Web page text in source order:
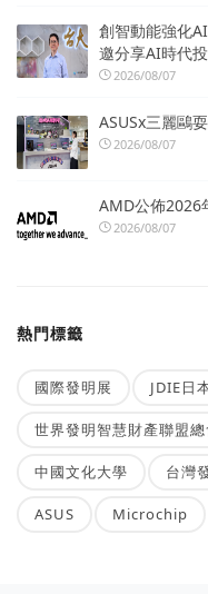
創智動能強化
邀分享AI時代
2026/08/07
ASUSx三麗鷗
2026/08/07
AMD公佈2026
2026/08/07
熱門標籤
國際發明展 JDIE日
世界發明智慧財產聯盟總
中國文化大學 台灣
ASUS Microchip